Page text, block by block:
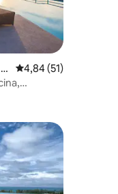
4,84 de uma
4,84 (51)